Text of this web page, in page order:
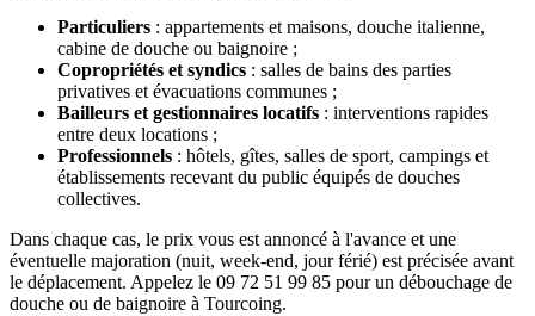
Particuliers : appartements et maisons, douche italienne,
cabine de douche ou baignoire ;
Copropriétés et syndics : salles de bains des parties
privatives et évacuations communes ;
Bailleurs et gestionnaires locatifs : interventions rapides
entre deux locations ;
Professionnels : hôtels, gîtes, salles de sport, campings et
établissements recevant du public équipés de douches
collectives.
Dans chaque cas, le prix vous est annoncé à l'avance et une
éventuelle majoration (nuit, week-end, jour férié) est précisée avant
le déplacement. Appelez le 09 72 51 99 85 pour un débouchage de
douche ou de baignoire à Tourcoing.